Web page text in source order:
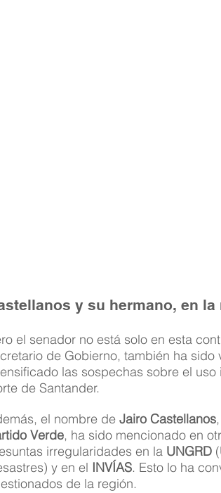
y su hermano, en
el senador no está solo en esta
de Gobierno, también ha
las sospechas sobre el
de Santander.
el nombre de Jairo Castellanos
Verde, ha sido mencionado en
irregularidades en la UNGRD
y en el INVÍAS. Esto lo ha
de la región.